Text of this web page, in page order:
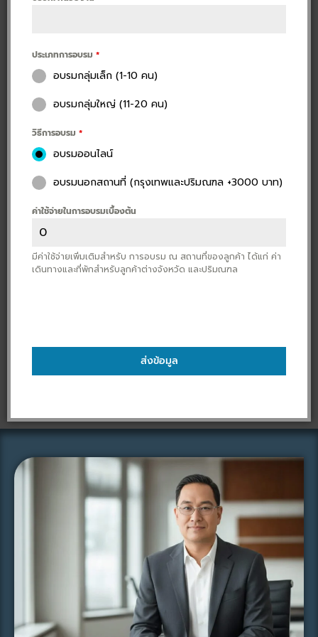
ประเภทการอบรม *
อบรมกลุ่มเล็ก (1-10 คน)
อบรมกลุ่มใหญ่ (11-20 คน)
วิธีการอบรม *
อบรมออนไลน์
อบรมนอกสถานที่ (กรุงเทพและปริมณฑล +3000 บาท)
ค่าใช้จ่ายในการอบรมเบื้องต้น
มีค่าใช้จ่ายเพิ่มเติมสำหรับ การอบรม ณ สถานที่ของลูกค้า ได้แก่ ค่า
เดินทางและที่พักสำหรับลูกค้าต่างจังหวัด และปริมณฑล
ส่งข้อมูล